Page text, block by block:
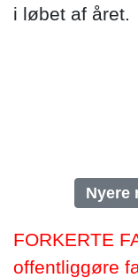
i løbet af året.
Nyere
FORKERTE
offentliggøre